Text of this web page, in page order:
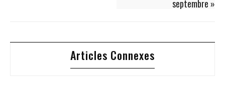
septembre »
Articles Connexes